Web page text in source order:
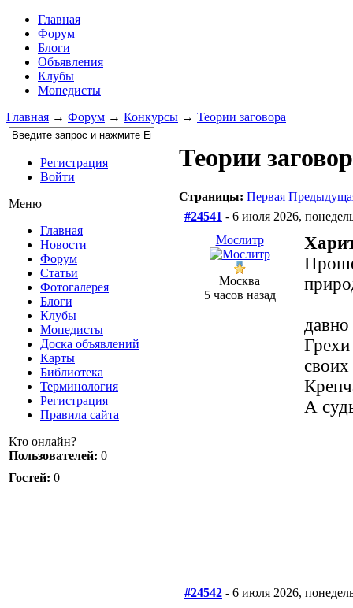
Главная
Форум
Блоги
Объявления
Клубы
Мопедисты
Главная → Форум → Конкурсы → Теории заговора
Регистрация
Войти
Меню
Главная
Новости
Форум
Статьи
Фотогалерея
Блоги
Клубы
Мопедисты
Доска объявлений
Карты
Библиотека
Терминология
Регистрация
Правила сайта
Кто онлайн?
Пользователей: 0
Гостей: 0
Теории
Страницы: Первая
#24541 - 6 июля 2026,
Мослитр
Москва
5 часов назад
Грехи
А
#24542 - 6 июля 2026,